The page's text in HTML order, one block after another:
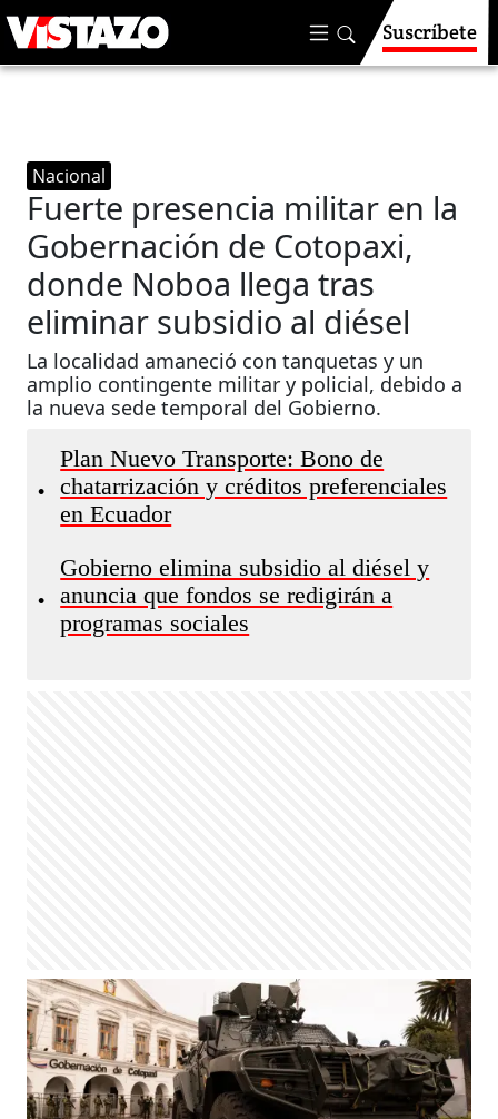
Suscríbete
Nacional
Fuerte presencia militar en la
Gobernación de Cotopaxi,
donde Noboa llega tras
eliminar subsidio al diésel
La localidad amaneció con tanquetas y un
amplio contingente militar y policial, debido a
la nueva sede temporal del Gobierno.
•
Plan Nuevo Transporte: Bono de
chatarrización y créditos preferenciales
en Ecuador
•
Gobierno elimina subsidio al diésel y
anuncia que fondos se redigirán a
programas sociales